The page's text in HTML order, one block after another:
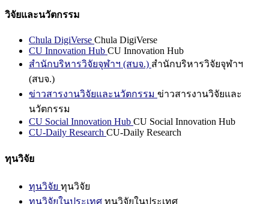
วิจัยและนวัตกรรม
Chula DigiVerse Chula DigiVerse
CU Innovation Hub CU Innovation Hub
สำนักบริหารวิจัยจุฬาฯ (สบจ.) สำนักบริหารวิจัยจุฬาฯ
(สบจ.)
ข่าวสารงานวิจัยและนวัตกรรม ข่าวสารงานวิจัยและ
นวัตกรรม
CU Social Innovation Hub CU Social Innovation Hub
CU-Daily Research CU-Daily Research
ทุนวิจัย
ทุนวิจัย ทุนวิจัย
ทุนวิจัยในประเทศ ทุนวิจัยในประเทศ